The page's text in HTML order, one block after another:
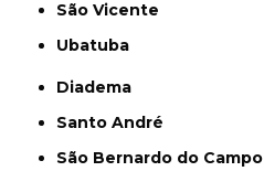
São Vicente
Ubatuba
Diadema
Santo André
São Bernardo do Campo